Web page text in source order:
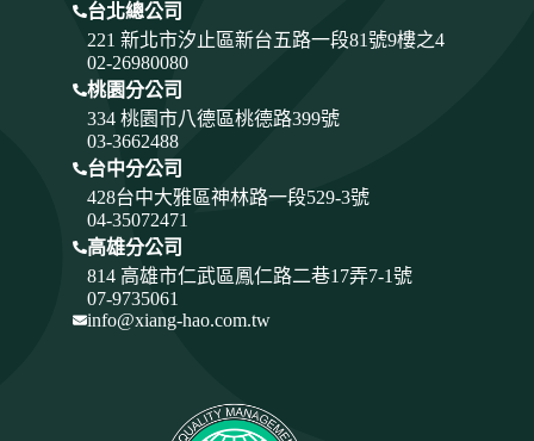
台北總公司
221 新北市汐止區新台五路一段81號9樓之4
02-26980080
桃園分公司
334 桃園市八德區桃德路399號
03-3662488
台中分公司
428台中大雅區神林路一段529-3號
04-35072471
高雄分公司
814 高雄市仁武區鳳仁路二巷17弄7-1號
07-9735061
info@xiang-hao.com.tw